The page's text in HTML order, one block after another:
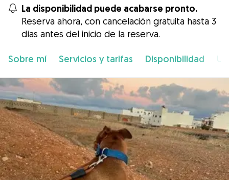
La disponibilidad puede acabarse pronto.
Reserva ahora, con cancelación gratuita hasta 3
días antes del inicio de la reserva.
Sobre mí Servicios y tarifas Disponibilidad